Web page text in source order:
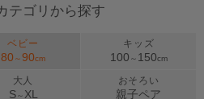
テゴリから探す
ベビー
80 ～90cm
キッズ
100 ～ 150cm
大人
S～ XL
おそろい
親子ペア